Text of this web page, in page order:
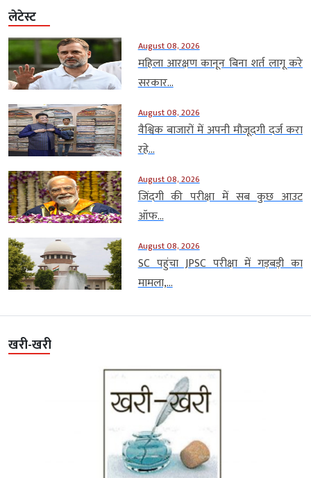
लेटेस्ट
August 08, 2026
महिला आरक्षण कानून बिना शर्त लागू करे
सरकार...
August 08, 2026
वैश्विक बाजारों में अपनी मौजूदगी दर्ज करा
रहे...
August 08, 2026
जिंदगी की परीक्षा में सब कुछ आउट
ऑफ...
August 08, 2026
SC पहुंचा JPSC परीक्षा में गड़बड़ी का
मामला,...
खरी-खरी